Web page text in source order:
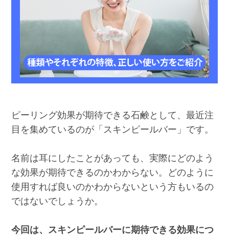
ピーリング効果が期待できる石鹸として、最近注
目を集めているのが「スキンピールバー」です。
名前は耳にしたことがあっても、実際にどのよう
な効果が期待できるのかわからない。どのように
使用すれば良いのかわからないという方もいるの
ではないでしょうか。
今回は、スキンピールバーに期待できる効果につ